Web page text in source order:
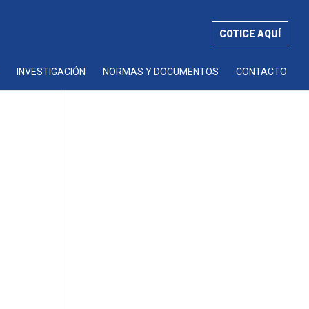
COTICE AQUÍ
INVESTIGACIÓN NORMAS Y DOCUMENTOS CONTACTO